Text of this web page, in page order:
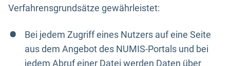
Verfahrensgrundsätze gewährleistet:
Bei jedem Zugriff eines Nutzers auf eine Seite
aus dem Angebot des NUMIS-Portals und bei
jedem Abruf einer Datei werden Daten über